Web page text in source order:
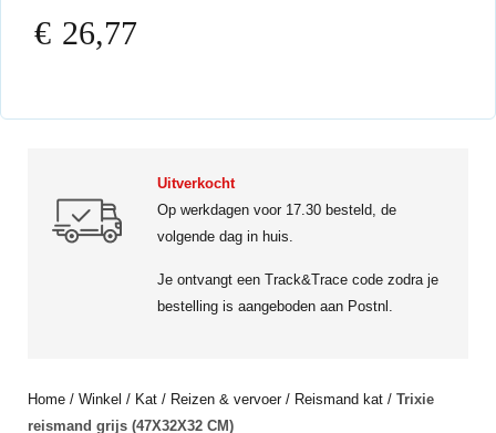
€ 26,77
Uitverkocht
Op werkdagen voor 17.30 besteld, de
volgende dag in huis.
Je ontvangt een Track&Trace code zodra je
bestelling is aangeboden aan Postnl.
Home / Winkel / Kat / Reizen & vervoer/ Reismand kat / Trixie
reismand grijs (47X32X32 CM)